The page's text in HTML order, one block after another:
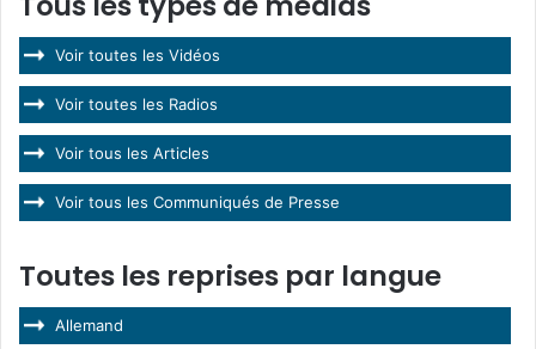
Voir toutes les Vidéos
Voir toutes les Radios
Voir tous les Articles
Voir tous les Communiqués de Presse
Toutes les reprises par langue
Allemand